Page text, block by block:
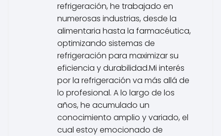
refrigeración, he trabajado en
numerosas industrias, desde la
alimentaria hasta la farmacéutica,
optimizando sistemas de
refrigeración para maximizar su
eficiencia y durabilidad.Mi interés
por la refrigeración va más allá de
lo profesional. A lo largo de los
años, he acumulado un
conocimiento amplio y variado, el
cual estoy emocionado de